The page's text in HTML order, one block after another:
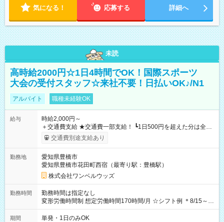
気になる！ 応募する 詳細へ
未読
高時給2000円☆1日4時間でOK！国際スポーツ
大会の受付スタッフ☆来社不要！日払いOK♪/N1
アルバイト 職種未経験OK
給与
時給2,000円～
＋交通費支給 ★交通費一部支給！ ┗1日500円を超えた分は全額
支給！ ※往復500円以内の方は自己負担となります ★日払い
OK！（規定あり） ┗働いたその日に現金GET♪ お仕事後はコン
期間なし
交通費別途支給あり
勤務地
愛知県豊橋市
愛知県豊橋市花田町西宿（最寄り駅：豊橋駅）
株式会社ワンベルウッズ
勤務時間
勤務時間は指定なし
変形労働時間制 想定労働時間170時間/月 ☆シフト例 ＊8/15～
10/26 全日共通 08：00～12：00 17：00～21：00 ＊8/31
～9/19のみ下記シフトもあります！ 12：00～16：00 ＊9/6～
期間 単発・1日のみOK